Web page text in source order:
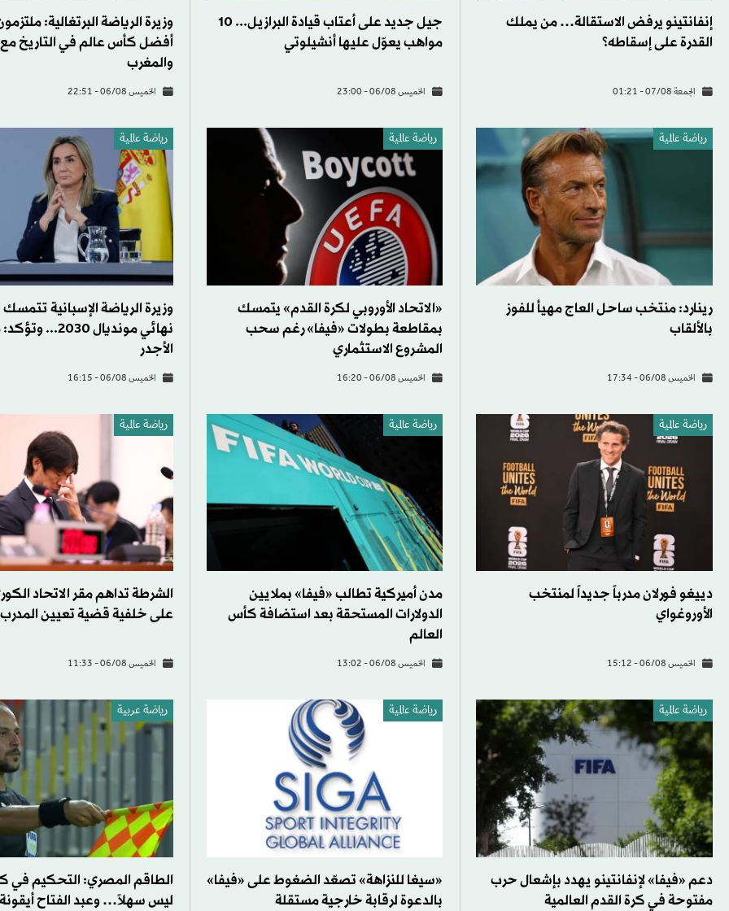
إنفانتينو يرفض الاستقالة… من يملك
القدرة على إسقاطه؟
الجمعة 07/08 - 01:21
جيل جديد على أعتاب قيادة البرازيل... 10
مواهب يعوّل عليها أنشيلوتي
الخميس 06/08 - 23:00
وزيرة الرياضة البرتغالية:
أفضل كأس عالم في التاريخ مع
والمغرب
الخميس 06/08 - 22:51
رياضة عالمية
رينارد: منتخب ساحل العاج مهيأ للفوز
بالألقاب
الخميس 06/08 - 17:34
رياضة عالمية
«الاتحاد الأوروبي لكرة القدم» يتمسك
بمقاطعة بطولات «فيفا» رغم سحب
المشروع الاستثماري
الخميس 06/08 - 16:20
رياضة عالمية
وزيرة الرياضة الإسبانية
نهائي مونديال
الأجدر
الخميس 06/08 - 16:15
رياضة عالمية
دييغو فورلان مدرباً جديداً لمنتخب
الأوروغواي
الخميس 06/08 - 15:12
رياضة عالمية
مدن أميركية تطالب «فيفا» بملايين
الدولارات المستحقة بعد استضافة كأس
العالم
الخميس 06/08 - 13:02
رياضة عالمية
الشرطة تداهم مقر الاتحاد
على خلفية قضية تعيين
الخميس 06/08 - 11:33
رياضة عالمية
دعم «فيفا» لإنفانتينو يهدد بإشعال حرب
مفتوحة في كرة القدم العالمية
رياضة عالمية
«سيغا للنزاهة» تصعّد الضغوط على «فيفا»
بالدعوة لرقابة خارجية مستقلة
رياضة عربية
الطاقم المصري: التحكيم في
ليس سهلاً… وعبد الفتاح